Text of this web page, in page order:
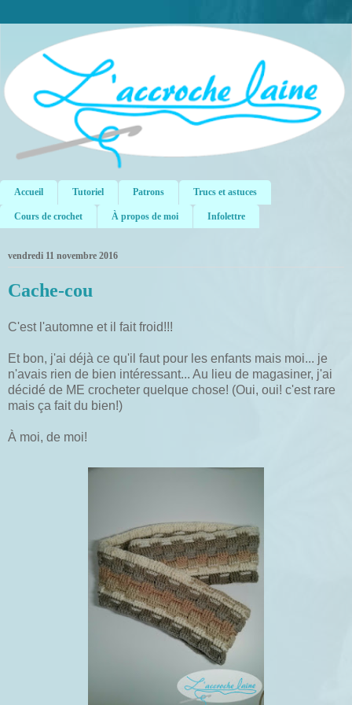
Accueil Tutoriel Patrons Trucs et astuces
Cours de crochet À propos de moi Infolettre
vendredi 11 novembre 2016
Cache-cou
C'est l'automne et il fait froid!!!
Et bon, j'ai déjà ce qu'il faut pour les enfants mais moi... je
n'avais rien de bien intéressant... Au lieu de magasiner, j'ai
décidé de ME crocheter quelque chose! (Oui, oui! c'est rare
mais ça fait du bien!)
À moi, de moi!